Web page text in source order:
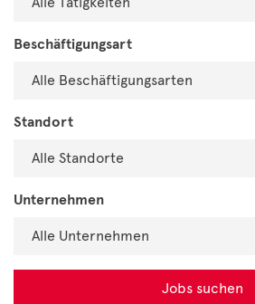
Beschäftigungsart
Standort
Unternehmen